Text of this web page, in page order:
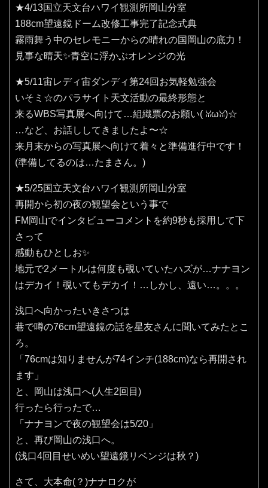
★4/13国立天文台ハワイ観測所岡山分室
188cm望遠鏡ドーム改修工事完了記念式典
霧雨舞う中のセレモニーからの晴れの国岡山の底力！
見事な晴天✨️青空に浮かぶオレンジの光
★5/11宙レディ宙ダンディ第24回お気軽勉強会
いそミ☆のパラサイト天文活動の最終形態と
来るWBS写真展へ向けて…組織票のお願い(⁠ ⁠ꈍ⁠ω⁠ꈍ⁠)☆
…など、お話ししてきましたよ〜☆
来月末からの写真展へ向けて着々と準備進行中です！
(準備してるのは…たまさん。)
★5/25国立天文台ハワイ観測所岡山分室
再開から初の夜の観望会という事で
FM岡山でインタビューコメントを約9秒も採用して下
さって
感動もひとしお✨️
地元で2メートルは何度も覗いていたハズが…ナナヨン
はデカイ！覗いてもデカイ！…しかし、遠い…。。。
浅口へ向かったいきさつは
巷で噂の76cm望遠鏡の話を星友さんに聞いてみたとこ
ろ。
「76cmは知りませんが74インチ(188cm)なら再開され
ます」
と、岡山は浅口へ(人生2回目)
行ったら行ったで…
「ナナヨンで夜の観望会は5/20」
と、再び岡山の浅口へ。
(浅口4回目せいめい望遠鏡リベンジは秋？)
さて、大本命(？)ナナロクが